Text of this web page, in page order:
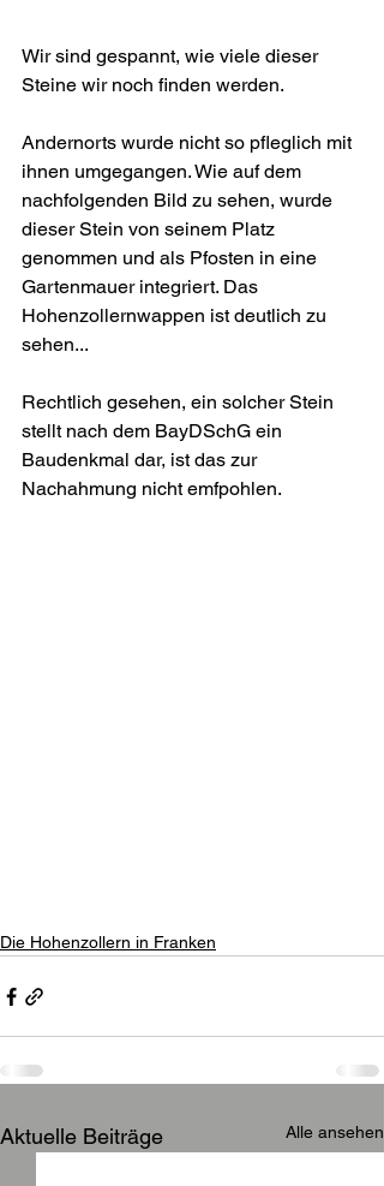
Wir sind gespannt, wie viele dieser
Steine wir noch finden werden.
Andernorts wurde nicht so pfleglich mit
ihnen umgegangen. Wie auf dem
nachfolgenden Bild zu sehen, wurde
dieser Stein von seinem Platz
genommen und als Pfosten in eine
Gartenmauer integriert. Das
Hohenzollernwappen ist deutlich zu
sehen...
Rechtlich gesehen, ein solcher Stein
stellt nach dem BayDSchG ein
Baudenkmal dar, ist das zur
Nachahmung nicht emfpohlen.
Die Hohenzollern in Franken
Aktuelle Beiträge Alle ansehen